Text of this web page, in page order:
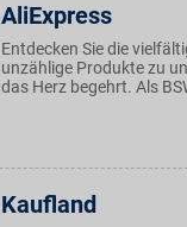
AliExpress
Entdecken Sie die
unzählige Produkte zu
das Herz begehrt. Als
Kaufland